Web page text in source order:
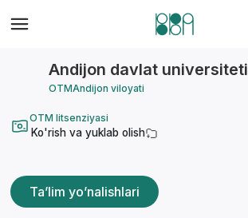
Andijon davlat universiteti
OTMAndijon viloyati
OTM litsenziyasi
Ko'rish va yuklab olish
Ta’lim yo’nalishlari